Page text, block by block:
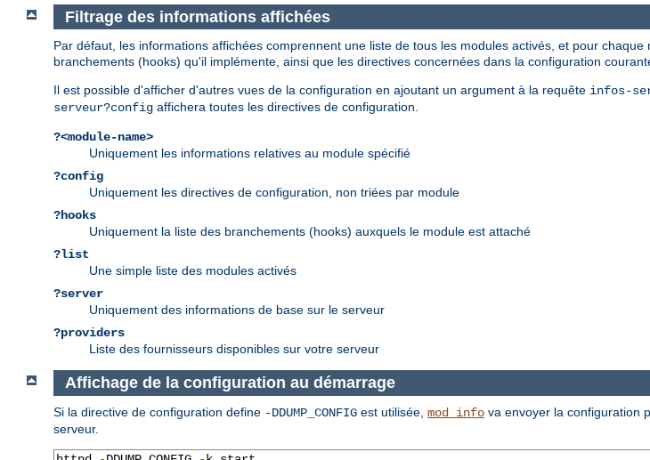
Filtrage des informations affichées
Par défaut, les informations affichées comprennent une liste de tous les modules activés, et pour
branchements (hooks) qu'il implémente, ainsi que les directives concernées dans la configuration
Il est possible d'afficher d'autres vues de la configuration en ajoutant un argument à la requête infos-
serveur?config affichera toutes les directives de configuration.
?<module-name>
Uniquement les informations relatives au module spécifié
?config
Uniquement les directives de configuration, non triées par module
?hooks
Uniquement la liste des branchements (hooks) auxquels le module est attaché
?list
Une simple liste des modules activés
?server
Uniquement des informations de base sur le serveur
?providers
Liste des fournisseurs disponibles sur votre serveur
Affichage de la configuration au démarrage
Si la directive de configuration define -DDUMP_CONFIG est utilisée, mod_info va envoyer la configuration
serveur.